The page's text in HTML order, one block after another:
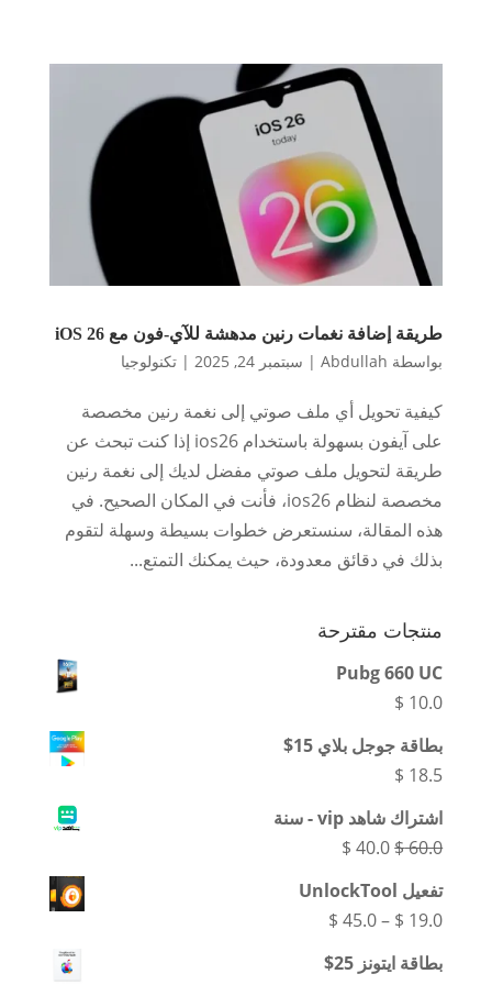
طريقة إضافة نغمات رنين مدهشة للآي-فون مع iOS 26
بواسطة Abdullah
| سبتمبر 24, 2025 | تكنولوجيا
كيفية تحويل أي ملف صوتي إلى نغمة رنين مخصصة
على آيفون بسهولة باستخدام ios26 إذا كنت تبحث عن
طريقة لتحويل ملف صوتي مفضل لديك إلى نغمة رنين
مخصصة لنظام ios26، فأنت في المكان الصحيح. في
هذه المقالة، سنستعرض خطوات بسيطة وسهلة لتقوم
بذلك في دقائق معدودة، حيث يمكنك التمتع...
منتجات مقترحة
Pubg 660 UC
$ 10.0
بطاقة جوجل بلاي 15$
$ 18.5
اشتراك شاهد vip - سنة
$60.0
السعر
هو:
$ 40.0 السعر
هو:
$ 40.0.
تفعيل UnlockTool
$ 19.0
–
$ 45.0 نطاق
من
بطاقة ايتونز 25$